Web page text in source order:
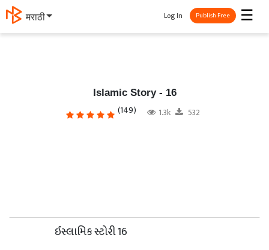
मराठी ☰
Log In Publish Free
Islamic Story - 16
(149) 1.3k 532
ઈસ્લામિક સ્ટોરી 16